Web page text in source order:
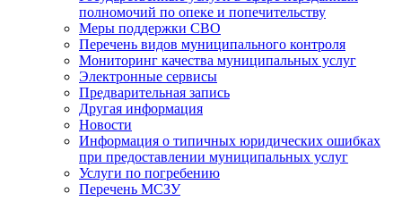
полномочий по опеке и попечительству
Меры поддержки СВО
Перечень видов муниципального контроля
Мониторинг качества муниципальных услуг
Электронные сервисы
Предварительная запись
Другая информация
Новости
Информация о типичных юридических ошибках
при предоставлении муниципальных услуг
Услуги по погребению
Перечень МСЗУ